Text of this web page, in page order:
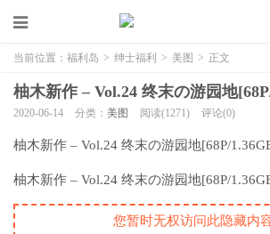
当前位置： 福利岛 > 绅士福利 > 美图 > 正文
柚木新作 – Vol.24 终末の游园地
2020-06-14 分类： 美图 阅读(1271) 评论(0)
柚木新作 – Vol.24 终末の游园地[68P/
柚木新作 – Vol.24 终末の游园地[68P/
您暂时无权访问此隐藏内